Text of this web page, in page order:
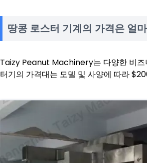
땅콩 로스터 기계의 가격은 얼
Taizy Peanut Machinery는 다양한 비즈
터기의 가격대는 모델 및 사양에 따라